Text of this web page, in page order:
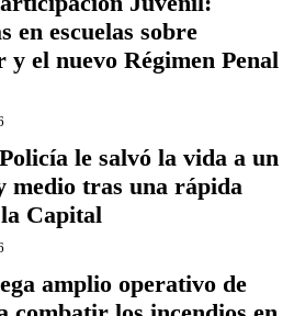
en escuelas sobre
y el nuevo Régimen Penal
le salvó la vida a un
medio tras una rápida
Capital
amplio operativo de